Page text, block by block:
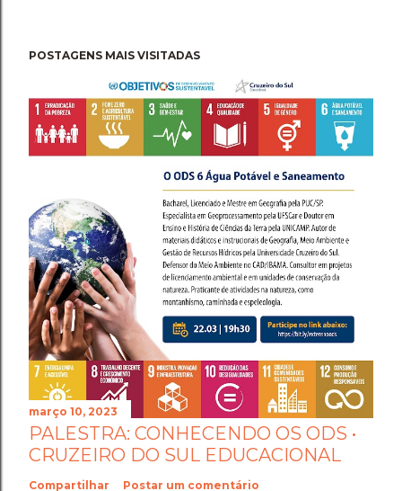
POSTAGENS MAIS VISITADAS
março 10, 2023
PALESTRA: CONHECENDO OS ODS •
CRUZEIRO DO SUL EDUCACIONAL
Compartilhar Postar um comentário